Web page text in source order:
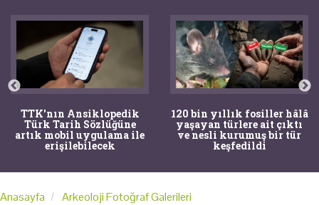
TTK'nın Ansiklopedik
Türk Tarih Sözlüğüne
artık mobil uygulama ile
erişilebilecek
120 bin yıllık fosiller hâlâ
yaşayan türlere ait çıktı
ve nesli kurumuş bir tür
keşfedildi
Anasayfa Arkeoloji Fotoğraf Galerileri